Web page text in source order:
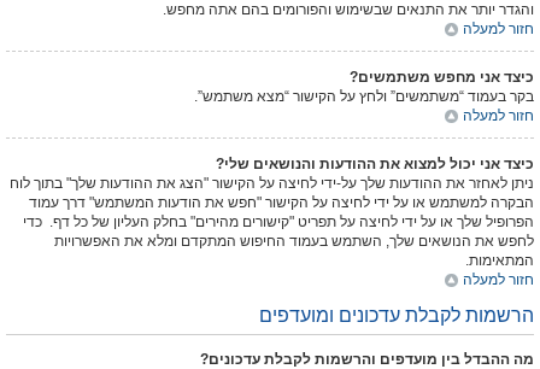
והגדר יותר את התנאים שבשימוש והפורומים בהם אתה מחפש.
חזור למעלה
כיצד אני מחפש משתמשים?
בקר בעמוד “משתמשים” ולחץ על הקישור “מצא משתמש”.
חזור למעלה
כיצד אני יכול למצוא את ההודעות והנושאים שלי?
ניתן לאחזר את ההודעות שלך על-ידי לחיצה על הקישור "הצג את ההודעות שלך" בתוך לוח
הבקרה למשתמש או על ידי לחיצה על הקישור "חפש את הודעות המשתמש" דרך עמוד
הפרופיל שלך או על ידי לחיצה על תפריט "קישורים מהירים" בחלק העליון של כל דף. כדי
לחפש את הנושאים שלך, השתמש בעמוד החיפוש המתקדם ומלא את האפשרויות
המתאימות.
חזור למעלה
הרשמות לקבלת עדכונים ומועדפים
מה ההבדל בין מועדפים והרשמות לקבלת עדכונים?